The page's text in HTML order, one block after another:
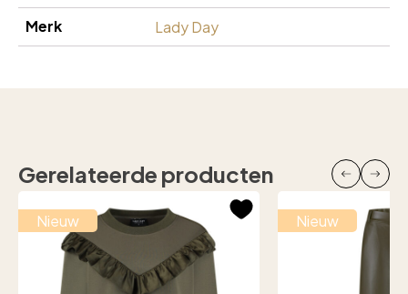
Merk
Lady Day
Gerelateerde producten
Nieuw Nieuw